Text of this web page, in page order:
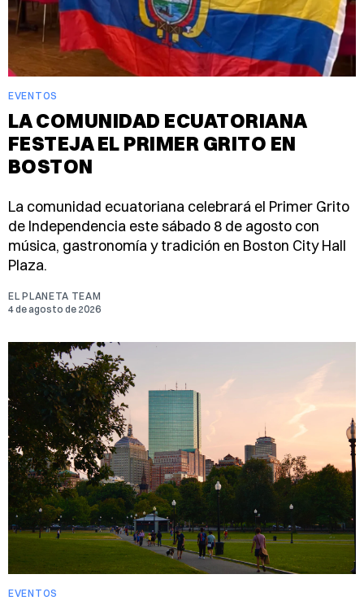
EVENTOS
LA COMUNIDAD ECUATORIANA
FESTEJA EL PRIMER GRITO EN
BOSTON
La comunidad ecuatoriana celebrará el Primer Grito
de Independencia este sábado 8 de agosto con
música, gastronomía y tradición en Boston City Hall
Plaza.
EL PLANETA TEAM
4 de agosto de 2026
EVENTOS